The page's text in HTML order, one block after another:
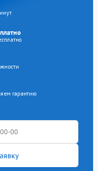
гарантию